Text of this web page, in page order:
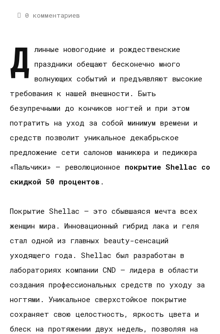
0 комментариев
Д линные новогодние и рождественские
праздники обещают бесконечно много
волнующих событий и предъявляют высокие
требования к нашей внешности. Быть
безупречными до кончиков ногтей и при этом
потратить на уход за собой минимум времени и
средств позволит уникальное декабрьское
предложение сети салонов маникюра и педикюра
«Пальчики» – революционное покрытие Shellac со
скидкой 50 процентов .
Покрытие Shellac – это сбывшаяся мечта всех
женщин мира. Инновационный гибрид лака и геля
стал одной из главных beauty-сенсаций
уходящего года. Shellac был разработан в
лабораториях компании CND – лидера в области
создания профессиональных средств по уходу за
ногтями. Уникальное сверхстойкое покрытие
сохраняет свою целостность, яркость цвета и
блеск на протяжении двух недель, позволяя на